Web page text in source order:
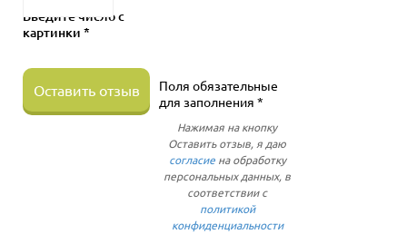
Введите число с
картинки *
Оставить отзыв
Поля обязательные
для заполнения *
Нажимая на кнопку
Оставить отзыв, я даю
согласиена обработку
персональных данных, в
соответствии с
политикой
конфиденциальности